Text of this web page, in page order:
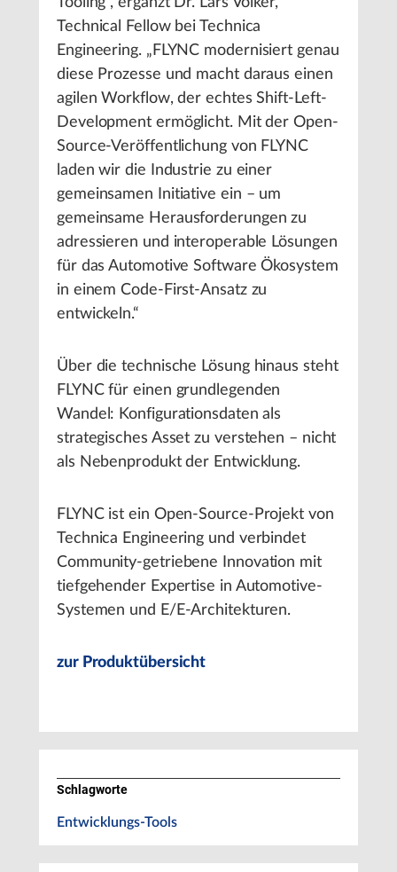
Technical Fellow bei Technica
Engineering. „FLYNC modernisiert genau
diese Prozesse und macht daraus einen
agilen Workflow, der echtes Shift-Left-
Development ermöglicht. Mit der Open-
Source-Veröffentlichung von FLYNC
laden wir die Industrie zu einer
gemeinsamen Initiative ein – um
gemeinsame Herausforderungen zu
adressieren und interoperable Lösungen
für das Automotive Software Ökosystem
in einem Code-First-Ansatz zu
entwickeln.“
Über die technische Lösung hinaus steht
FLYNC für einen grundlegenden
Wandel: Konfigurationsdaten als
strategisches Asset zu verstehen – nicht
als Nebenprodukt der Entwicklung.
FLYNC ist ein Open-Source-Projekt von
Technica Engineering und verbindet
Community-getriebene Innovation mit
tiefgehender Expertise in Automotive-
Systemen und E/E-Architekturen.
zur Produktübersicht
Schlagworte
Entwicklungs-Tools